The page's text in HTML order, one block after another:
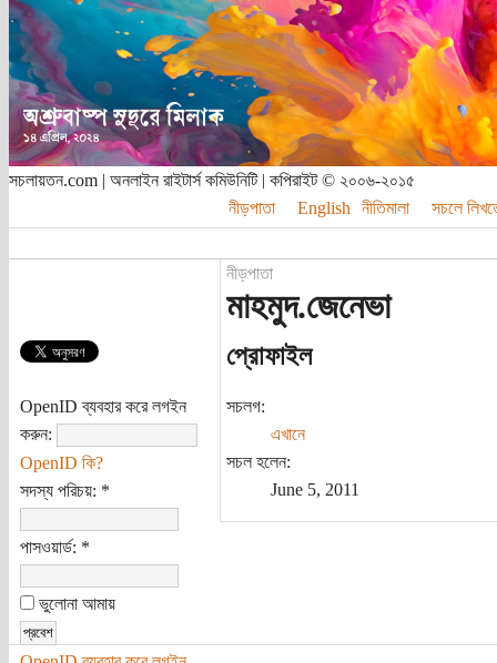
সচলায়তন.com | অনলাইন রাইটার্স কমিউনিটি | কপিরাইট © ২০০৬-২০১৫
নীড়পাতা
English নীতিমালা সচলে
OpenID ব্যবহার করে লগইন
করুন:
OpenID কি?
সদস্য পরিচয়: *
পাসওয়ার্ড: *
ভুলোনা আমায়
নীড়পাতা
মাহমুদ.জেনেভা
প্রোফাইল
সচলগ:
এখানে
সচল হলেন:
June 5, 2011